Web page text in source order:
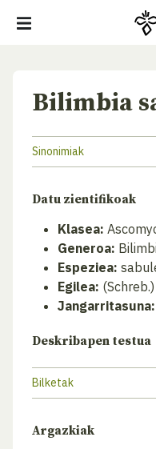
Bilimbia
Sinonimiak
Datu zientifikoak
Klasea:
Generoa:
Espeziea:
Egilea:
Jangarritasuna:
Deskribapen testua
Bilketak
Argazkiak